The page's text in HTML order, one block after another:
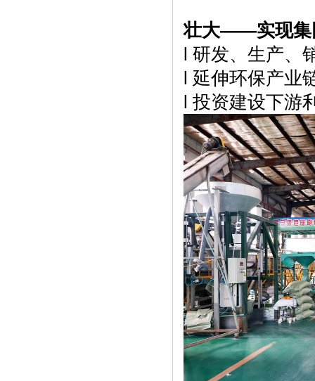
壮大——实现集
l 研发、生产、
l 延伸环保产业
l 投资建设下游